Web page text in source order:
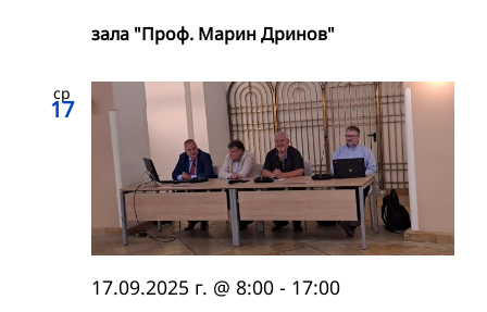
зала "Проф. Марин Дринов"
ср
17
17.09.2025 г. @ 8:00 - 17:00